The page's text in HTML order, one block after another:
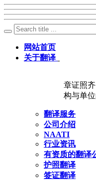
网站首页
关于翻译
章证照
构与单位
翻译服务
公司介绍
NAATI
行业资讯
有资质的翻译
护照翻译
签证翻译